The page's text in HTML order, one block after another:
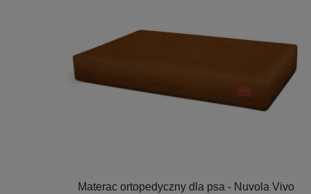
Materac ortopedyczny dla psa - Nuvola Vivo